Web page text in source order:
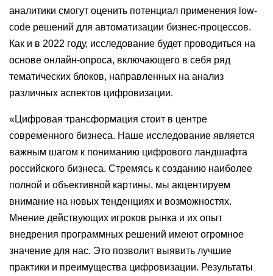
аналитики смогут оценить потенциал применения low-
code решений для автоматизации бизнес-процессов.
Как и в 2022 году, исследование будет проводиться на
основе онлайн-опроса, включающего в себя ряд
тематических блоков, направленных на анализ
различных аспектов цифровизации.
«Цифровая трансформация стоит в центре
современного бизнеса. Наше исследование является
важным шагом к пониманию цифрового ландшафта
российского бизнеса. Стремясь к созданию наиболее
полной и объективной картины, мы акцентируем
внимание на новых тенденциях и возможностях.
Мнение действующих игроков рынка и их опыт
внедрения программных решений имеют огромное
значение для нас. Это позволит выявить лучшие
практики и преимущества цифровизации. Результаты